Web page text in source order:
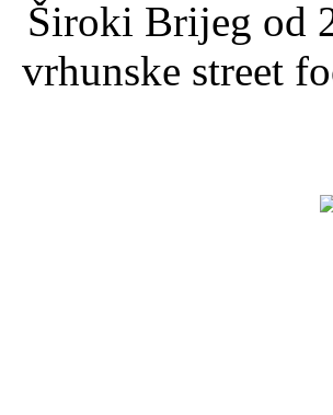
Široki Brijeg od
vrhunske street